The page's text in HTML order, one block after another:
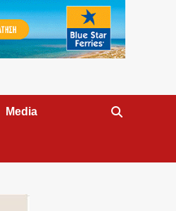
Media